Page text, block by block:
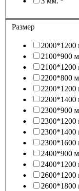
Размер
2000*1200
2100*900
2100*1200
2200*800
2200*1200
2200*1400
2300*900
2300*1200
2300*1400
2300*1600
2400*900
2400*1200
2600*1200
2600*1800